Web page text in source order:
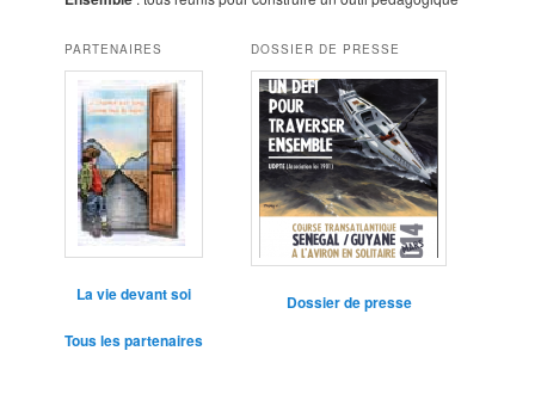
PARTENAIRES
La vie devant soi
Tous les partenaires
DOSSIER DE PRESSE
Dossier de presse